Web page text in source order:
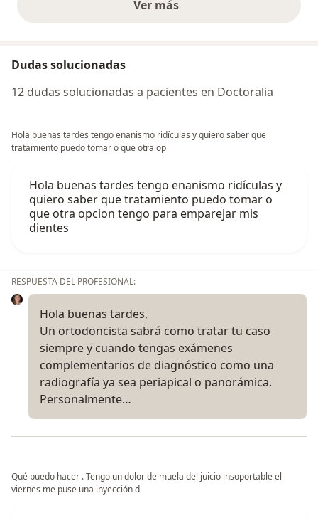
Ver másopiniones anteriores
Dudas solucionadas
12 dudas solucionadas a pacientes en Doctoralia
Hola buenas tardes tengo enanismo ridículas y quiero saber que
tratamiento puedo tomar o que otra op
Hola buenas tardes tengo enanismo ridículas y
quiero saber que tratamiento puedo tomar o
que otra opcion tengo para emparejar mis
dientes
RESPUESTA DEL PROFESIONAL:
Hola buenas tardes,
Un ortodoncista sabrá como tratar tu caso
siempre y cuando tengas exámenes
complementarios de diagnóstico como una
radiografía ya sea periapical o panorámica.
Personalmente…
Qué puedo hacer . Tengo un dolor de muela del juicio insoportable el
viernes me puse una inyección d